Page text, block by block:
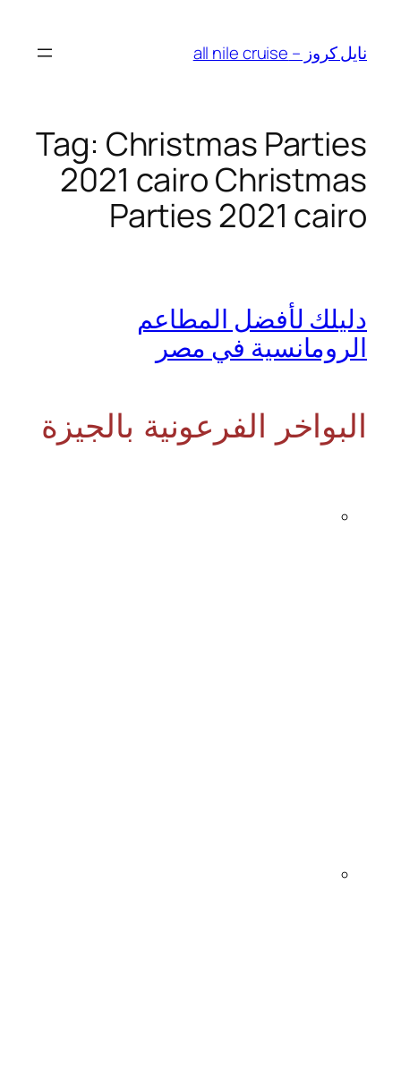
content
نايل كروز – all nile cruise
Tag: Christmas Parties
2021 cairo Christmas
Parties 2021 cairo
دليلك لأفضل المطاعم
الرومانسية في مصر
البواخر الفرعونية بالجيزة